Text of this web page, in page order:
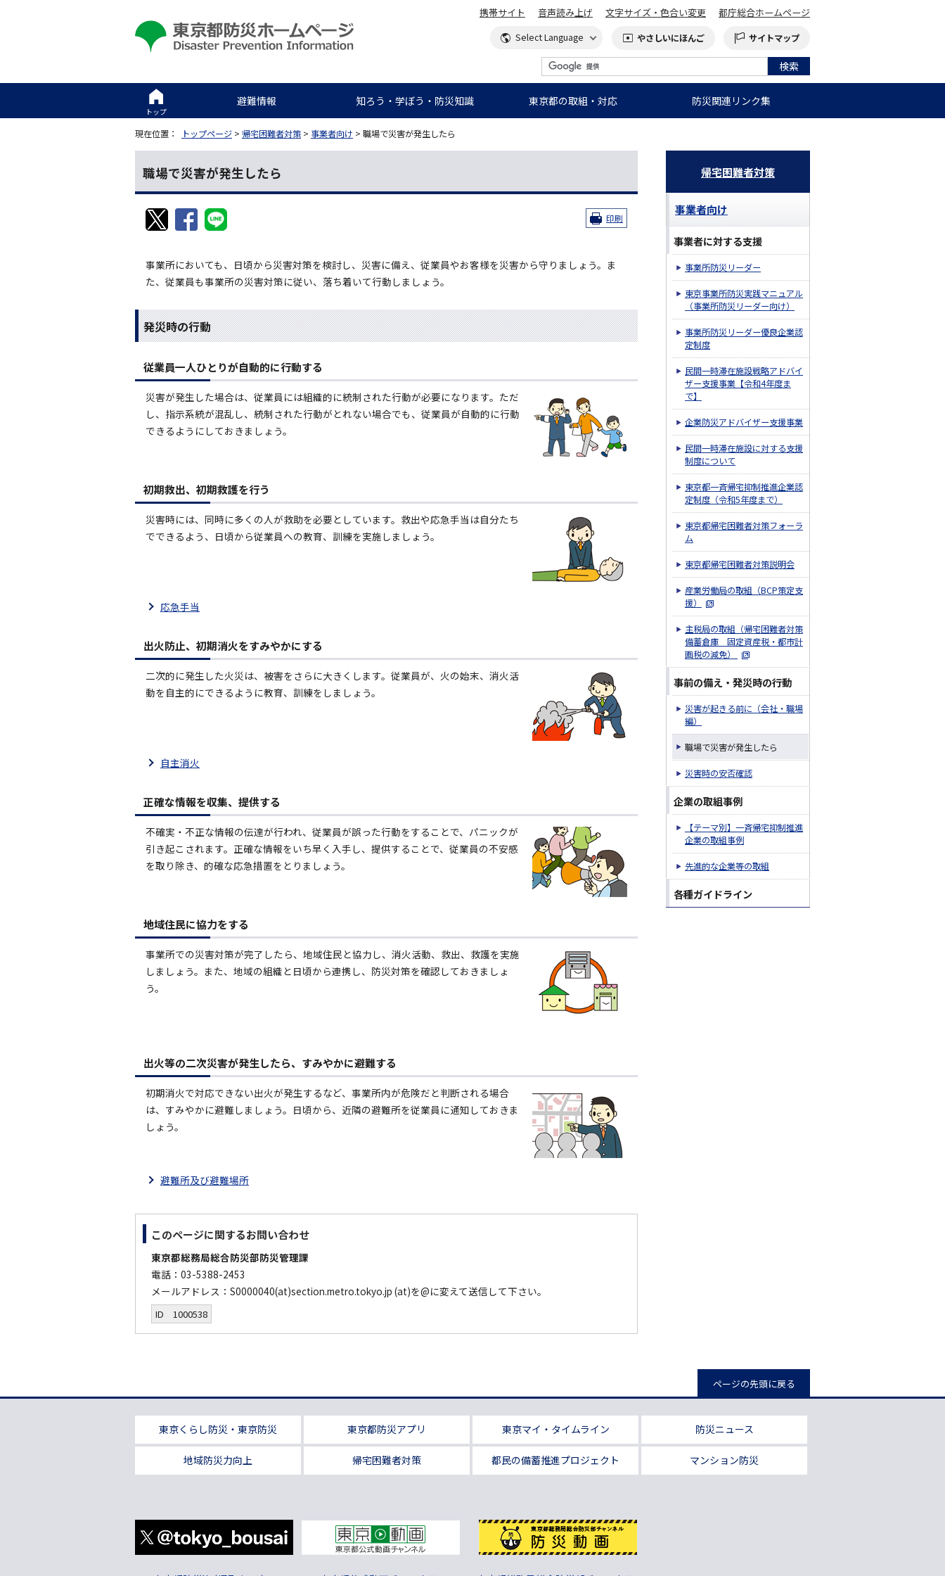
携帯サイト 音声読み上げ 文字サイズ・色合い変更 都庁総合ホームページ
やさしいにほんご サイトマップ
トップ
避難情報 知ろう・学ぼう・防災知識 東京都の取組・対応 防災関連リンク集
現在位置： トップページ > 帰宅困難者対策 > 事業者向け > 職場で災害が発生したら
職場で災害が発生したら
印刷
事業所においても、日頃から災害対策を検討し、災害に備え、従業員やお客様を災害から守りましょう。ま
た、従業員も事業所の災害対策に従い、落ち着いて行動しましょう。
発災時の行動
従業員一人ひとりが自動的に行動する
災害が発生した場合は、従業員には組織的に統制された行動が必要になります。ただ
し、指示系統が混乱し、統制された行動がとれない場合でも、従業員が自動的に行動
できるようにしておきましょう。
初期救出、初期救護を行う
災害時には、同時に多くの人が救助を必要としています。救出や応急手当は自分たち
でできるよう、日頃から従業員への教育、訓練を実施しましょう。
応急手当
出火防止、初期消火をすみやかにする
二次的に発生した火災は、被害をさらに大きくします。従業員が、火の始末、消火活
動を自主的にできるように教育、訓練をしましょう。
自主消火
正確な情報を収集、提供する
不確実・不正な情報の伝達が行われ、従業員が誤った行動をすることで、パニックが
引き起こされます。正確な情報をいち早く入手し、提供することで、従業員の不安感
を取り除き、的確な応急措置をとりましょう。
地域住民に協力をする
事業所での災害対策が完了したら、地域住民と協力し、消火活動、救出、救護を実施
しましょう。また、地域の組織と日頃から連携し、防災対策を確認しておきましょ
う。
出火等の二次災害が発生したら、すみやかに避難する
初期消火で対応できない出火が発生するなど、事業所内が危険だと判断される場合
は、すみやかに避難しましょう。日頃から、近隣の避難所を従業員に通知しておきま
しょう。
避難所及び避難場所
このページに関するお問い合わせ
東京都総務局総合防災部防災管理課
電話：03-5388-2453
メールアドレス：S0000040(at)section.metro.tokyo.jp (at)を@に変えて送信して下さい。
ID 1000538
帰宅困難者対策
事業者向け
事業者に対する支援
事業所防災リーダー
東京事業所防災実践マニュアル
（事業所防災リーダー向け）
事業所防災リーダー優良企業認
定制度
民間一時滞在施設戦略アドバイ
ザー支援事業【令和4年度ま
で】
企業防災アドバイザー支援事業
民間一時滞在施設に対する支援
制度について
東京都一斉帰宅抑制推進企業認
定制度（令和5年度まで）
東京都帰宅困難者対策フォーラ
ム
東京都帰宅困難者対策説明会
産業労働局の取組（BCP策定支
援）
主税局の取組（帰宅困難者対策
備蓄倉庫 固定資産税・都市計
画税の減免）
事前の備え・発災時の行動
災害が起きる前に（会社・職場
編）
職場で災害が発生したら
災害時の安否確認
企業の取組事例
【テーマ別】一斉帰宅抑制推進
企業の取組事例
先進的な企業等の取組
各種ガイドライン
ページの先頭に戻る
東京くらし防災・東京防災 東京都防災アプリ 東京マイ・タイムライン 防災ニュース
地域防災力向上 帰宅困難者対策 都民の備蓄推進プロジェクト マンション防災